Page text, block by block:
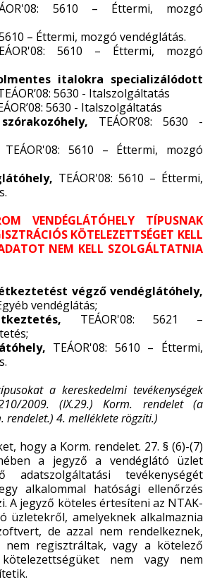
5610 – Éttermi, mozgó
– Éttermi, mozgó vendéglátás.
5610 – Éttermi, mozgó
italokra specializálódott
5630 - Italszolgáltatás
5630 - Italszolgáltatás
TEÁOR’08: 5630 -
TEÁOR'08: 5610 – Éttermi, mozgó
TEÁOR'08: 5610 – Éttermi,
VENDÉGLÁTÓHELY TÍPUSNAK
KÖTELEZETTSÉGET KELL
NEM KELL SZOLGÁLTATNIA
végző vendéglátóhely,
vendéglátás;
TEÁOR'08: 5621 –
TEÁOR'08: 5610 – Éttermi,
a kereskedelmi tevékenységek
2009. (IX.29.) Korm. rendelet (a
rendelet.) 4. melléklete rögzíti.)
hogy a Korm. rendelet. 27. § (6)-(7)
a jegyző a vendéglátó üzlet
adatszolgáltatási tevékenységét
alkalommal hatósági ellenőrzés
A jegyző köteles értesíteni az NTAK-
üzletekről, amelyeknek alkalmaznia
de azzal nem rendelkeznek,
nem regisztráltak, vagy a kötelező
kötelezettségüket nem vagy nem